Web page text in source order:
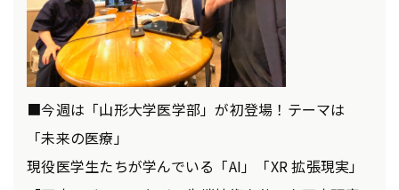
■今週は「山形大学医学部」が初登場！テーマは
「未来の医療」
現役医学生たちが学んでいる「AI」「XR 拡張現実」